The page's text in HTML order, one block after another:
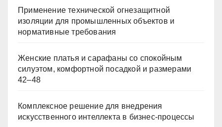
Применение технической огнезащитной
изоляции для промышленных объектов и
нормативные требования
Женские платья и сарафаны со спокойным
силуэтом, комфортной посадкой и размерами
42–48
Комплексное решение для внедрения
искусственного интеллекта в бизнес-процессы